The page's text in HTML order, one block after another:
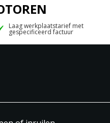
Laag werkplaatstarief met
gespecificeerd factuur